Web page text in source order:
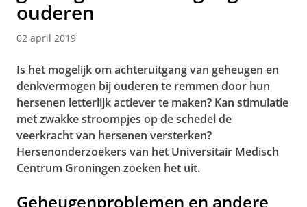
ouderen
02 april 2019
Is het mogelijk om achteruitgang van geheugen en
denkvermogen bij ouderen te remmen door hun
hersenen letterlijk actiever te maken? Kan stimulatie
met zwakke stroompjes op de schedel de
veerkracht van hersenen versterken?
Hersenonderzoekers van het Universitair Medisch
Centrum Groningen zoeken het uit.
Geheugenproblemen en andere